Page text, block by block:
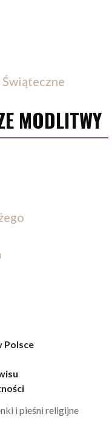
MODLITWY
Polsce
i pieśni religijne